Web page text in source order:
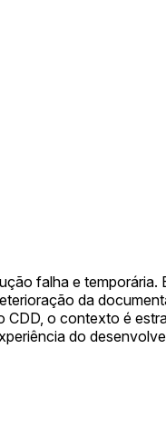
falha e temporária.
da
o contexto é
do